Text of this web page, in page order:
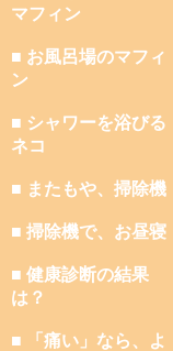
マフィン
■ お風呂場のマフィ
ン
■ シャワーを浴びる
ネコ
■ またもや、掃除機
■ 掃除機で、お昼寝
■ 健康診断の結果
は？
■ 「痛い」なら、よ